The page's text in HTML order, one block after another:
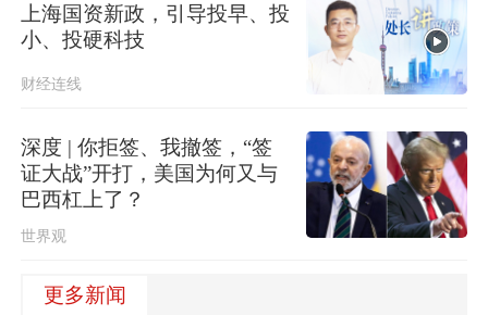
上海国资新政，引导投早、投
小、投硬科技
财经连线
深度 | 你拒签、我撤签，“签
证大战”开打，美国为何又与
巴西杠上了？
世界观
更多新闻